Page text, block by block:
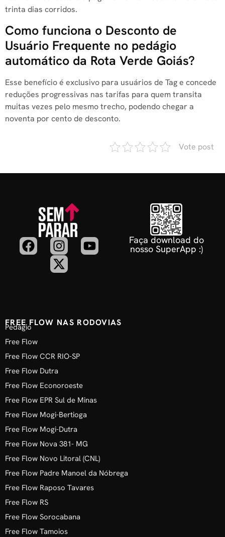
trinta dias corridos.
Como funciona o Desconto de
Usuário Frequente no pedágio
automático da Rota Verde Goiás?
Esse benefício é exclusivo para usuários de Tag e concede
reduções progressivas nas tarifas para quem transita
muitas vezes pelo mesmo trecho, podendo chegar a
noventa por cento de desconto.
Vote post
Faça download do
nosso SuperApp :)
FREE FLOW NAS RODOVIAS
Pedágio
Free Flow
Free Flow CCR RIO-SP
Free Flow Dutra
Free Flow Econoroeste
Free Flow EPR Sul de Minas
Free Flow Mogi-Bertioga
Free Flow Mogi-Dutra
Free Flow Nova 381- MG
Free Flow Novo Litoral (CNL)
Free Flow Padre Manoel da Nóbrega
Free Flow Raposo Tavares
Free Flow RS
Free Flow Sorocabana
Free Flow Tamoios